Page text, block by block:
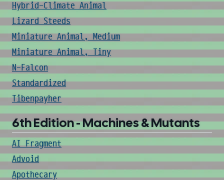
Hybrid-Climate Animal
Lizard Steeds
Miniature Animal, Medium
Miniature Animal, Tiny
N-Falcon
Standardized
Tibenpayher
6th Edition - Machines & Mutants
AI Fragment
Advoid
Apothecary